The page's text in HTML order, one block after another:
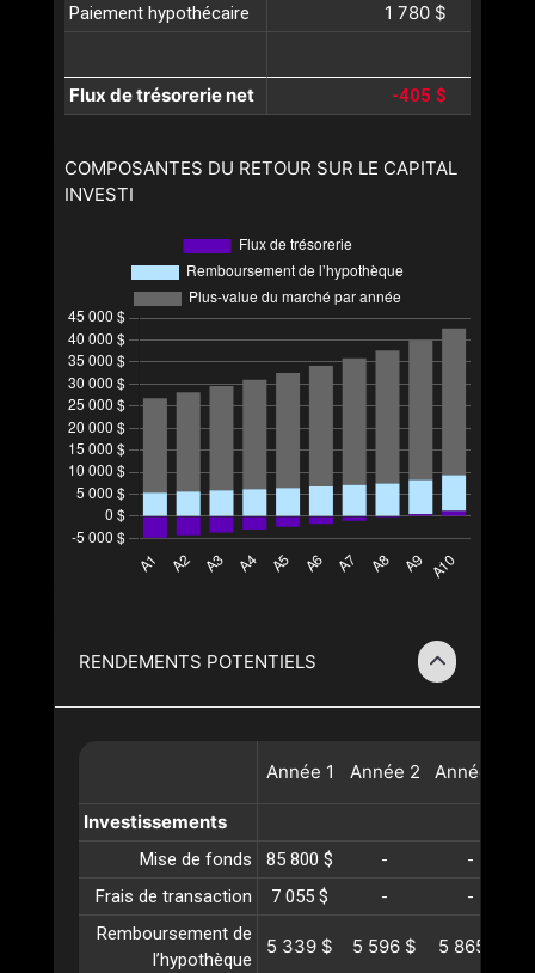
Paiement hypothécaire 1 780 $
Flux de trésorerie net -405 $
COMPOSANTES DU RETOUR SUR LE CAPITAL
INVESTI
RENDEMENTS POTENTIELS
Année 1 Année 2 Année
Investissements
Mise de fonds 85 800 $ -
-
Frais de transaction
7 055 $ -
-
Remboursement de
l’hypothèque
5 339 $ 5 596 $ 5 865 $